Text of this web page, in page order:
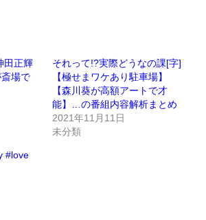
田正輝
場で
それって!?実際どうなの課[字]
【極せまワケあり駐車場】
【森川葵が高額アートで才
能】…の番組内容解析まとめ
2021年11月11日
未分類
#love